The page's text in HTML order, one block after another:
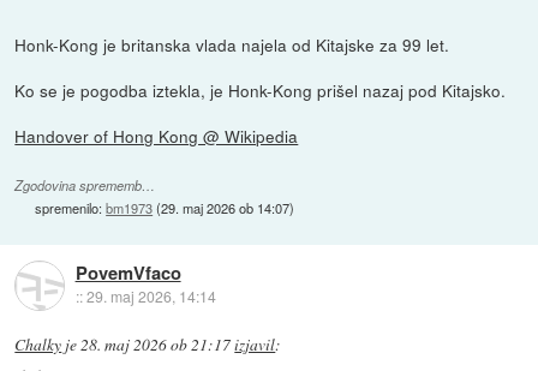
Honk-Kong je britanska vlada najela od Kitajske za 99 let.
Ko se je pogodba iztekla, je Honk-Kong prišel nazaj pod Kitajsko.
Handover of Hong Kong @ Wikipedia
Zgodovina sprememb…
spremenilo:bm1973(29. maj 2026 ob 14:07)
PovemVfaco
::29. maj 2026, 14:14
Chalky je28. maj 2026 ob 21:17izjavil: